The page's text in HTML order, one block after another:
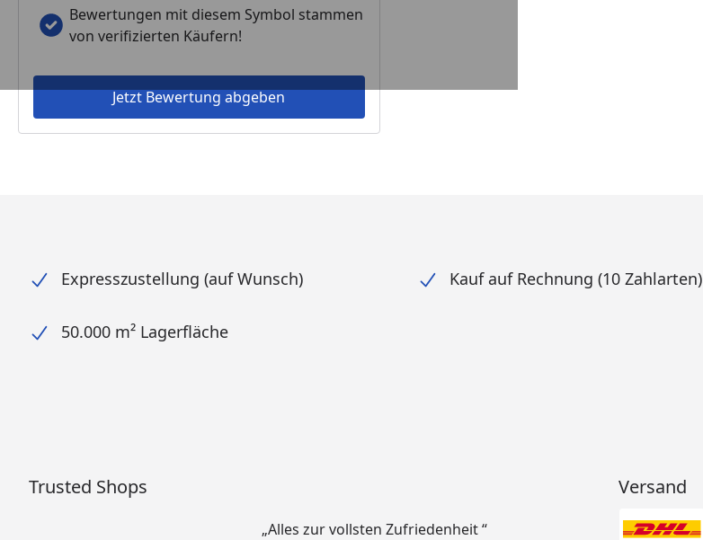
Bewertungen mit diesem Symbol stammen
von verifizierten Käufern!
Jetzt Bewertung abgeben
Expresszustellung (auf Wunsch) Kauf auf Rechnung (10 Zahlarten)
50.000 m² Lagerfläche
Trusted Shops
„Alles zur vollsten Zufriedenheit “
Versand